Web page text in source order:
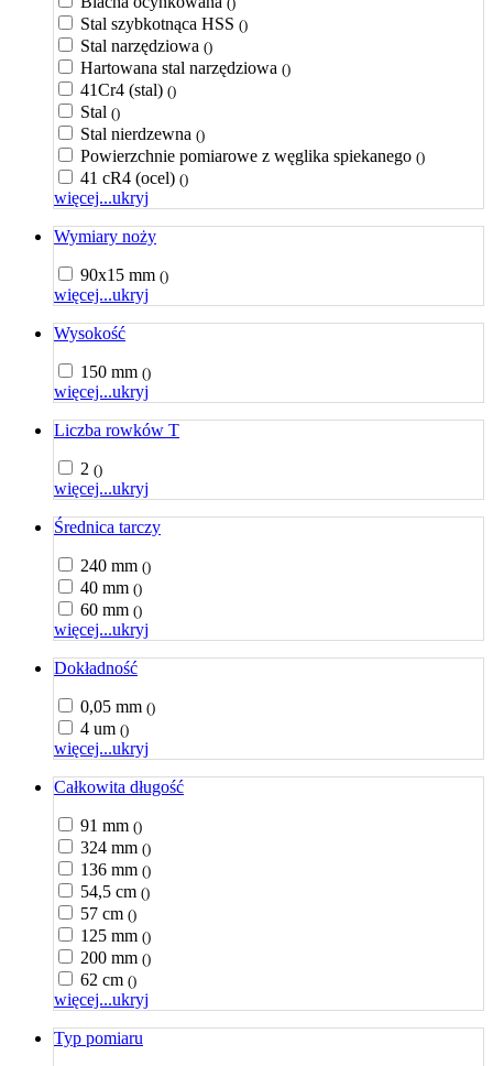
Stal szybkotnąca HSS ()
Stal narzędziowa ()
Hartowana stal narzędziowa ()
41Cr4 (stal) ()
Stal ()
Stal nierdzewna ()
Powierzchnie pomiarowe z węglika spiekanego ()
41 cR4 (ocel) ()
więcej...ukryj
Wymiary noży
90x15 mm ()
więcej...ukryj
Wysokość
150 mm ()
więcej...ukryj
Liczba rowków T
2 ()
więcej...ukryj
Średnica tarczy
240 mm ()
40 mm ()
60 mm ()
więcej...ukryj
Dokładność
0,05 mm ()
4 um ()
więcej...ukryj
Całkowita długość
91 mm ()
324 mm ()
136 mm ()
54,5 cm ()
57 cm ()
125 mm ()
200 mm ()
62 cm ()
więcej...ukryj
Typ pomiaru